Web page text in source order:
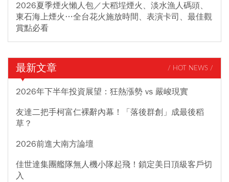
2026夏季煙火懶人包／大稻埕煙火、淡水漁人碼頭、
東石海上煙火…全台花火施放時間、表演卡司、最佳觀
賞點必看
最新文章 / HOT NEWS /
2026年下半年投資展望：狂熱漲勢 vs 嚴峻現實
友達二把手柯富仁裸辭內幕！「落後群創」成最後稻
草？
2026前進大南方論壇
佳世達集團艦隊無人機小隊起飛！鎖定美日頂級客戶切
入